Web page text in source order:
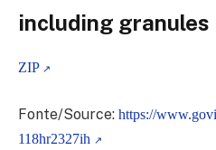
including granules
ZIP
Fonte/Source: https://
118hr2327ih